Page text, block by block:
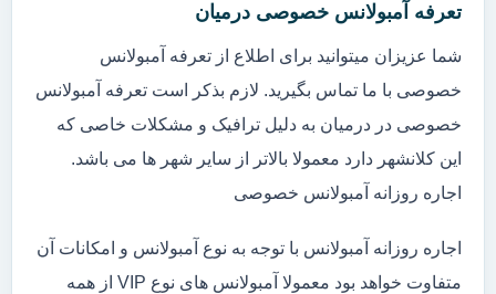
تعرفه آمبولانس خصوصی درمیان
شما عزیزان میتوانید برای اطلاع از تعرفه آمبولانس
خصوصی با ما تماس بگیرید. لازم بذکر است تعرفه آمبولانس
خصوصی در درمیان به دلیل ترافیک و مشکلات خاصی که
این کلانشهر دارد معمولا بالاتر از سایر شهر ها می باشد.
اجاره روزانه آمبولانس خصوصی
اجاره روزانه آمبولانس با توجه به نوع آمبولانس و امکانات آن
متفاوت خواهد بود معمولا آمبولانس های نوع VIP از همه